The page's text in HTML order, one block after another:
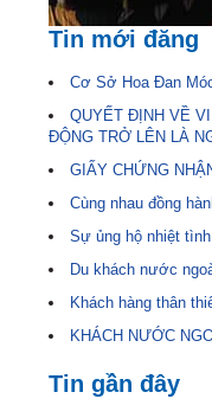
Tin mới đăng
Cơ Sở Hoa Đan
QUYẾT ĐỊNH VỀ
ĐỘNG TRỞ LÊN LÀ
GIẤY CHỨNG
Cùng nhau đồng
Sự ủng hộ nhiệt
Du khách nước
Khách hàng thân
KHÁCH NƯỚC
Tin gần đây